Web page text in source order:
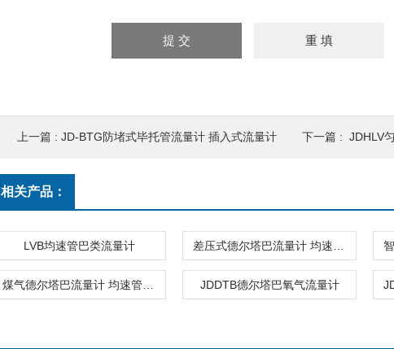
上一篇 : JD-BTG防堵式毕托管流量计 插入式流量计 下一篇 : JDHLV
相关产品：
LVB均速管巴类流量计
JDDTB德尔塔巴氧气流量计